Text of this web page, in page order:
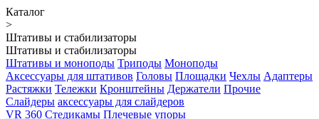
Каталог
>
Штативы и стабилизаторы
Штативы и стабилизаторы
Штативы и моноподы Триподы Моноподы
Аксессуары для штативов Головы Площадки Чехлы Адаптеры
Растяжки Тележки Кронштейны Держатели Прочие
Слайдеры аксессуары для слайдеров
VR 360 Стедикамы Плечевые упоры